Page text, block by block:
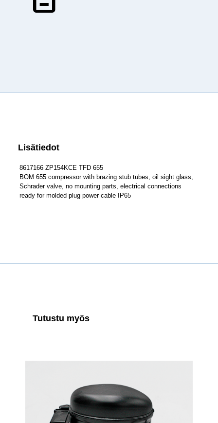
Lisätiedot
8617166 ZP154KCE TFD 655
BOM 655 compressor with brazing stub tubes, oil sight glass,
Schrader valve, no mounting parts, electrical connections
ready for molded plug power cable IP65
Tutustu myös